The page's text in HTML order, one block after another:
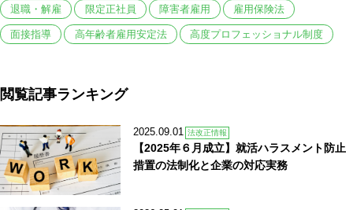
退職・解雇 限定正社員 障害者雇用 雇用保険法
面接指導 高年齢者雇用安定法 高度プロフェッショナル制度
閲覧記事ランキング
2025.09.01 法改正情報
【2025年６月成立】就活ハラスメント防止
措置の法制化と企業の対応実務